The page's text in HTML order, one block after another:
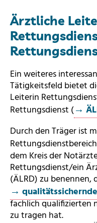
Ärztliche
Ein weiteres
Tätigkeitsfeld bietet
Leiterin
Rettungsdienst (
Durch den Träger ist
dem Kreis der
Rettungsdienst/ein
(ÄLRD) zu benennen,
fachlich qualifizierten
zu tragen hat.